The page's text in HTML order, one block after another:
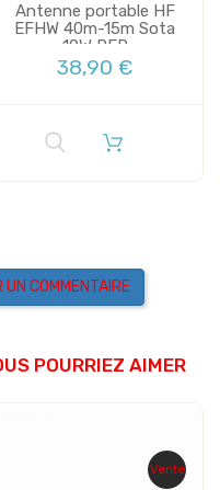
Antenne portable HF
EFHW 40m-15m Sota
10W PEP
38,90 €
UN COMMENTAIRE
POURRIEZ AIMER
Vente